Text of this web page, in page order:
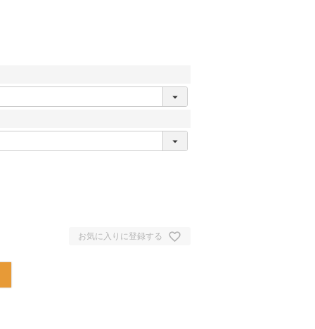
お気に入りに登録する